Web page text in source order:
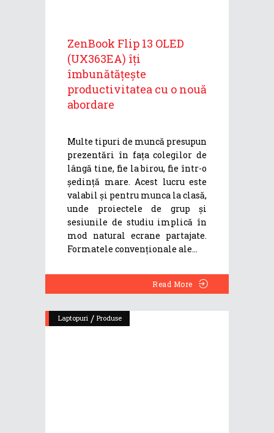
ZenBook Flip 13 OLED
(UX363EA) îți
îmbunătățește
productivitatea cu o nouă
abordare
Multe tipuri de muncă presupun
prezentări în fața colegilor de
lângă tine, fie la birou, fie într-o
ședință mare. Acest lucru este
valabil și pentru munca la clasă,
unde proiectele de grup și
sesiunile de studiu implică în
mod natural ecrane partajate.
Formatele convenționale ale
Read More
Laptopuri / Produse